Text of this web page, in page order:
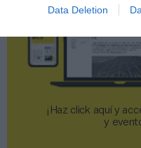
Data Deletion
¡Haz click aquí y
y